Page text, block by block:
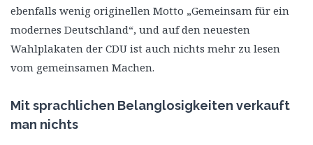
ebenfalls wenig originellen Motto „Gemeinsam für ein
modernes Deutschland“, und auf den neuesten
Wahlplakaten der CDU ist auch nichts mehr zu lesen
vom gemeinsamen Machen.
Mit sprachlichen Belanglosigkeiten verkauft
man nichts